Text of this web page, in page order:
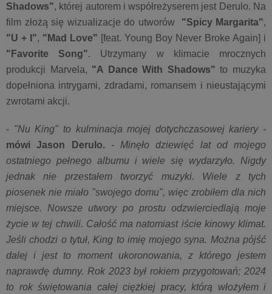
Shadows", której autorem i współreżyserem jest Derulo. Na
film złożą się wizualizacje do utworów "Spicy Margarita",
"U + I", "Mad Love" [feat. Young Boy Never Broke Again] i
"Favorite Song". Utrzymany w klimacie mrocznych
produkcji Marvela, "A Dance With Shadows" to muzyka
dopełniona intrygami, zdradami, romansem i nieustającymi
zwrotami akcji.
- "Nu King" to kulminacja mojej dotychczasowej kariery -
mówi Jason Derulo.- Minęło dziewięć lat od mojego
ostatniego pełnego albumu i wiele się wydarzyło. Nigdy
jednak nie przestałem tworzyć muzyki. Wiele z tych
piosenek nie miało "swojego domu", więc zrobiłem dla nich
miejsce. Nowsze utwory po prostu odzwierciedlają moje
życie w tej chwili. Całość ma natomiast iście kinowy klimat.
Jeśli chodzi o tytuł, King to imię mojego syna. Można pójść
dalej i jest to moment ukoronowania, z którego jestem
naprawdę dumny. Rok 2023 był rokiem przygotowań; 2024
to rok świętowania całej ciężkiej pracy, którą włożyłem i